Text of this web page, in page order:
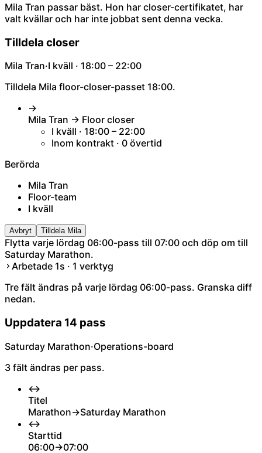
Mila Tran passar bäst. Hon har closer-certifikatet, har
valt kvällar och har inte jobbat sent denna vecka.
Tilldela closer
Mila Tran·I kväll · 18:00 – 22:00
Tilldela Mila floor-closer-passet 18:00.
→
Mila Tran → Floor closer
I kväll · 18:00 – 22:00
Inom kontrakt · 0 övertid
Berörda
Mila Tran
Floor-team
I kväll
Avbryt Tilldela Mila
Flytta varje lördag 06:00-pass till 07:00 och döp om till
Saturday Marathon.
Arbetade 1s · 1 verktyg
Tre fält ändras på varje lördag 06:00-pass. Granska diff
nedan.
Uppdatera 14 pass
Saturday Marathon·Operations-board
3 fält ändras per pass.
↔
Titel
Marathon→Saturday Marathon
↔
Starttid
06:00→07:00